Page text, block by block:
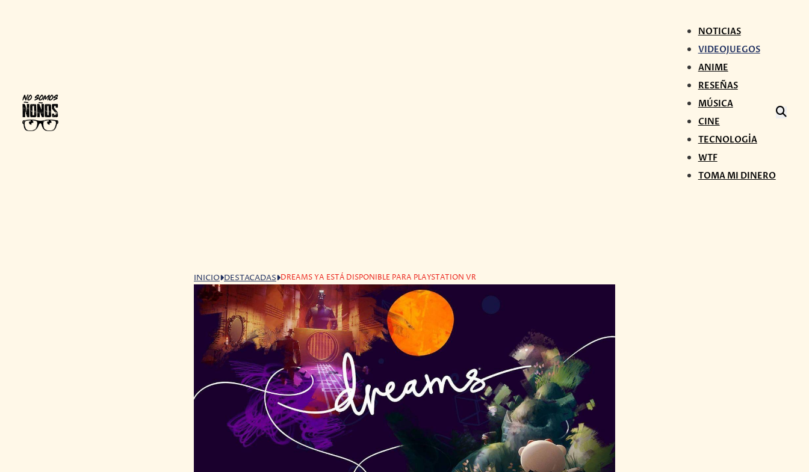
NOTICIAS
VIDEOJUEGOS
ANIME
RESEÑAS
MÚSICA
CINE
TECNOLOGÍA
WTF
TOMA MI DINERO
INICIO DESTACADAS DREAMS YA ESTÁ DISPONIBLE PARA PLAYSTATION VR